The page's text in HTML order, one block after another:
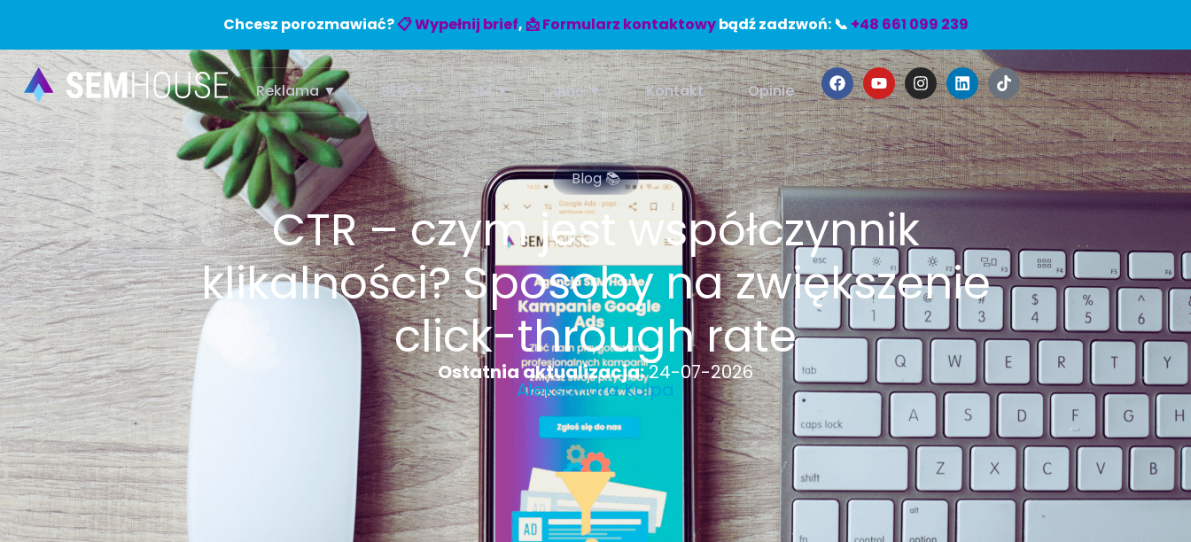
Chcesz porozmawiać?📋 Wypełnij brief, 📩 Formularz kontaktowybądź zadzwoń: 📞 +48 661 099 239
Reklama ▼ SEO ▼ SM ▼ Inne ▼ Kontakt Opinie
Blog 📚
CTR – czym jest współczynnik
klikalności? Sposoby na zwiększenie
click-through rate
Ostatnia aktualizacja:24-07-2026
Aleksandra Kulpa